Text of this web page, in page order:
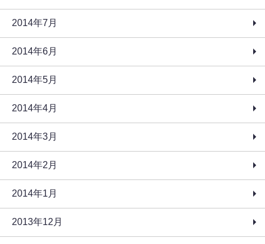
2014年7月
2014年6月
2014年5月
2014年4月
2014年3月
2014年2月
2014年1月
2013年12月